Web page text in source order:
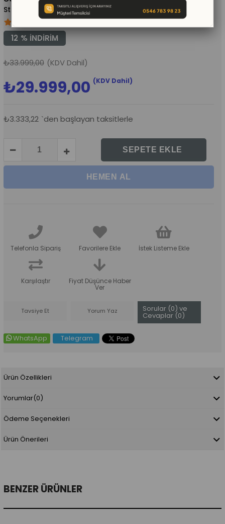
(KMS632)
%
12 İNDIRIM
₺33.999,00 (KDV Dahil)
₺29.999,00 (KDV Dahil)
₺3.333,22 `den başlayan taksitlerle
Telefonla Sipariş Favorilere Ekle İstek Listeme Ekle
Karşılaştır Fiyat Düşünce Haber
Ver
Tavsiye Et Yorum Yaz Sorular (0) ve
Cevaplar (0)
WhatsApp Telegram
Ürün Özellikleri
Yorumlar(0)
Ödeme Seçenekleri
Ürün Önerileri
BENZER ÜRÜNLER